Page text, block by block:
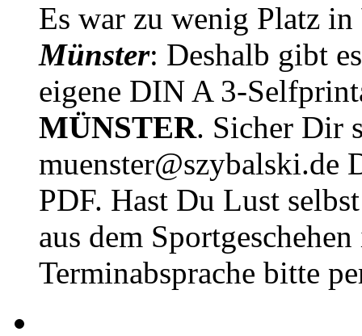
Es war zu wenig Platz in
Münster: Deshalb gibt
eigene DIN A 3-
MÜNSTER. Sicher Dir
muenster@szybalski.de
PDF. Hast Du Lust
aus dem
Terminabsprache bitte